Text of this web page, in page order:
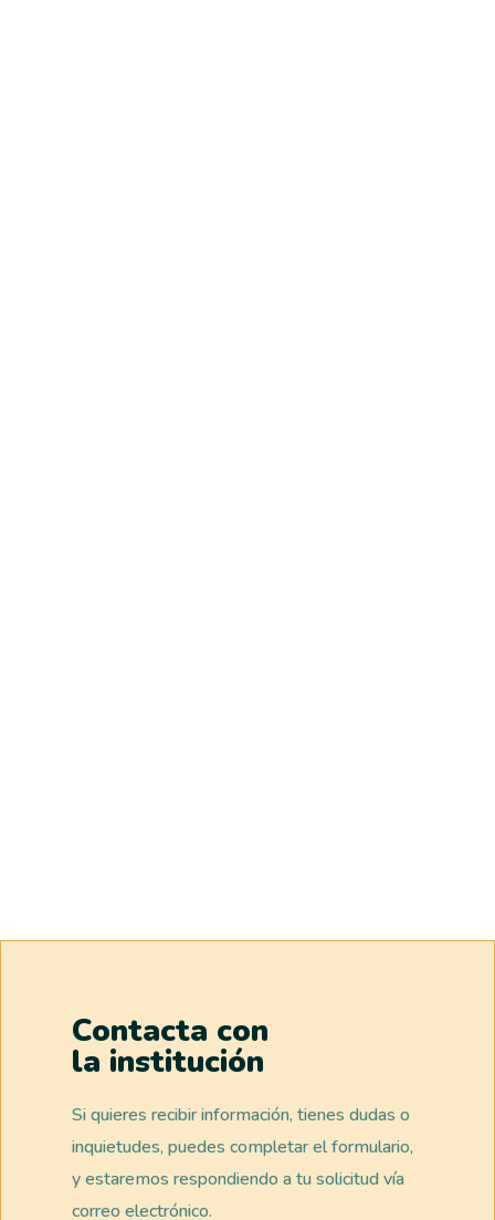
Contacta con
la institución
Si quieres recibir información, tienes dudas o
inquietudes, puedes completar el formulario,
y estaremos respondiendo a tu solicitud vía
correo electrónico.